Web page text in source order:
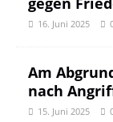
16. Juni 2025
Am
nach
15. Juni 2025